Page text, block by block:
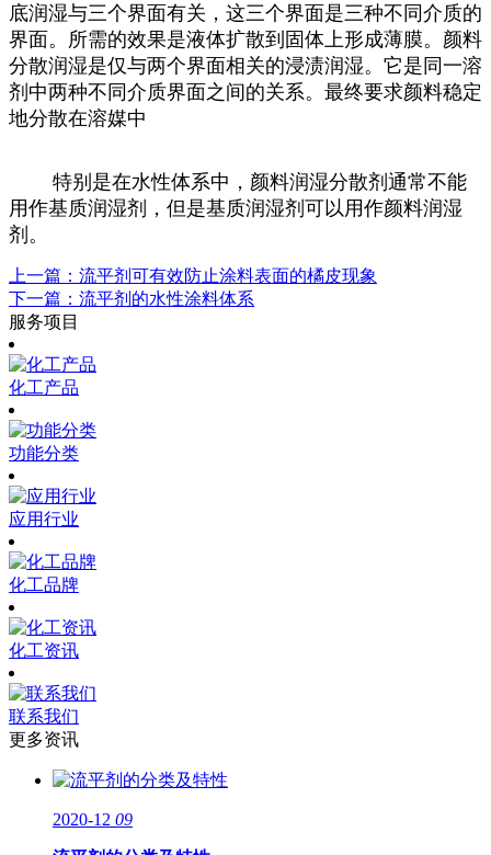
底润湿与三个界面有关，这三个界面是三种不同介质的
界面。所需的效果是液体扩散到固体上形成薄膜。颜料
分散润湿是仅与两个界面相关的浸渍润湿。它是同一溶
剂中两种不同介质界面之间的关系。最终要求颜料稳定
地分散在溶媒中
特别是在水性体系中，颜料润湿分散剂通常不能
用作基质润湿剂，但是基质润湿剂可以用作颜料润湿
剂。
上一篇：流平剂可有效防止涂料表面的橘皮现象
下一篇：流平剂的水性涂料体系
服务项目
化工产品
功能分类
应用行业
化工品牌
化工资讯
联系我们
更多资讯
2020-12 09